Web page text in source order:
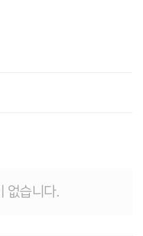
없습니다.